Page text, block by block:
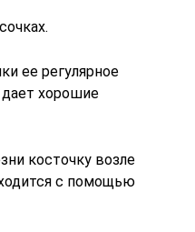
ее регулярное
хорошие
косточку возле
с помощью